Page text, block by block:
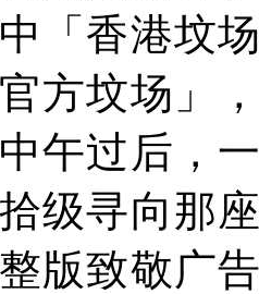
「香港坟
方坟场」
午过后，
级寻向那
版致敬广